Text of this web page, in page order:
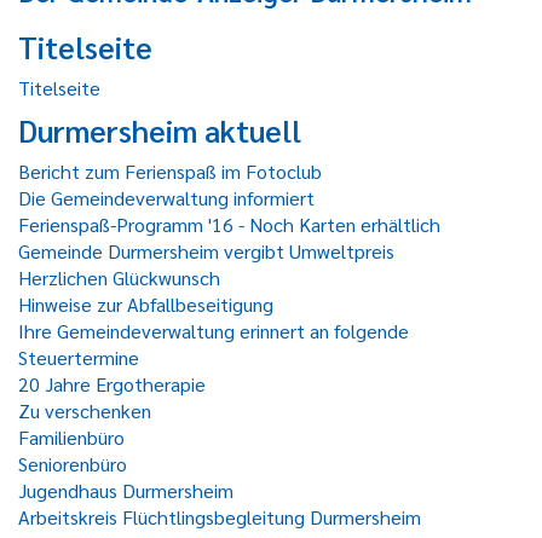
Titelseite
Titelseite
Durmersheim aktuell
Bericht zum Ferienspaß im Fotoclub
Die Gemeindeverwaltung informiert
Ferienspaß-Programm '16 - Noch Karten erhältlich
Gemeinde Durmersheim vergibt Umweltpreis
Herzlichen Glückwunsch
Hinweise zur Abfallbeseitigung
Ihre Gemeindeverwaltung erinnert an folgende
Steuertermine
20 Jahre Ergotherapie
Zu verschenken
Familienbüro
Seniorenbüro
Jugendhaus Durmersheim
Arbeitskreis Flüchtlingsbegleitung Durmersheim